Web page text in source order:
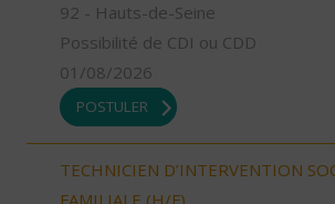
92 - Hauts-de-Seine
Possibilité de CDI ou CDD
01/08/2026
POSTULER
TECHNICIEN D’INTERVENTION
FAMILIALE (H/F)